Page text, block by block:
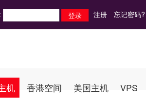
注册 忘记密码?
机 香港空间 美国主机 VPS